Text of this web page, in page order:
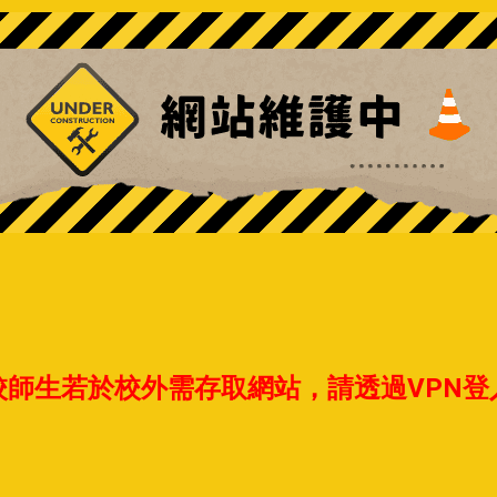
師生若於校外需存取網站，請透過VPN登